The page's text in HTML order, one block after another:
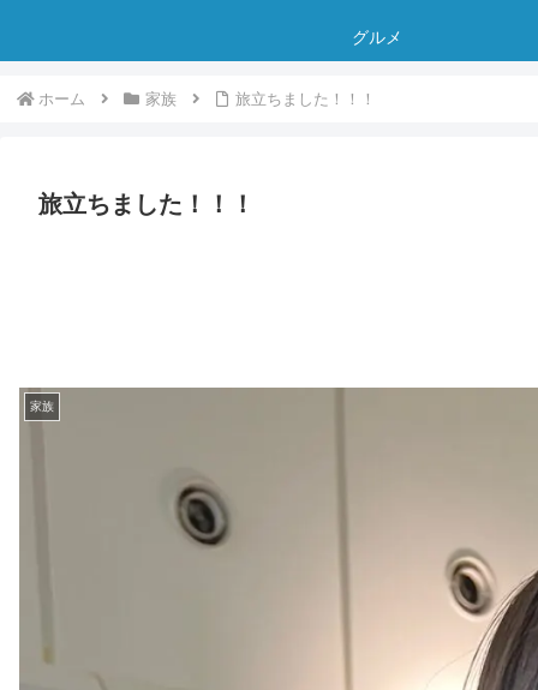
グルメ
ホーム 家族 旅立ちました！！！
旅立ちました！！！
家族